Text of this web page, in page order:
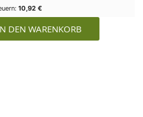
10,92 €
DEN WARENKORB